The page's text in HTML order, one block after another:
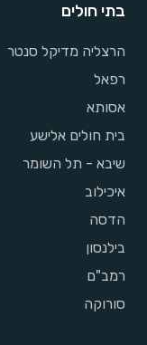
בתי חולים
הרצליה מדיקל סנטר
רפאל
אסותא
בית חולים אלישע
שיבא - תל השומר
איכילוב
הדסה
בילנסון
רמב"ם
סורוקה